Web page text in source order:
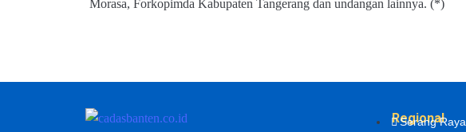
Morasa, Forkopimda Kabupaten Tangerang dan undangan lainnya. (*)
Regional
Serang Raya